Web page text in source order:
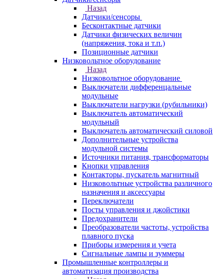
Назад
Датчики/сенсоры
Бесконтактные датчики
Датчики физических величин
(напряжения, тока и т.п.)
Позиционные датчики
Низковольтное оборудование
Назад
Низковольтное оборудование
Выключатели дифференцальные
модульные
Выключатели нагрузки (рубильники)
Выключатель автоматический
модульный
Выключатель автоматический силовой
Дополнительные устройства
модульной системы
Источники питания, трансформаторы
Кнопки управления
Контакторы, пускатель магнитный
Низковольтные устройства различного
назначения и аксессуары
Переключатели
Посты управления и джойстики
Предохранители
Преобразователи частоты, устройства
плавного пуска
Приборы измерения и учета
Сигнальные лампы и зуммеры
Промышленные контроллеры и
автоматизация производства